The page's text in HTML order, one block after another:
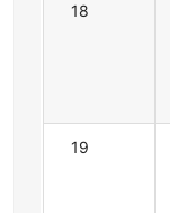
18
19